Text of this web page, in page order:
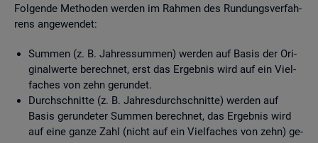
Fol­gen­de Me­tho­den wer­den im Rah­men des Run­dungs­ver­fah­
rens an­ge­wen­det:
Sum­men (z. B. Jah­res­sum­men) wer­den auf Basis der Ori­
gi­nal­wer­te be­rech­net, erst das Er­geb­nis wird auf ein Viel­
fa­ches von zehn ge­run­det.
Durch­schnit­te (z. B. Jah­res­durch­schnit­te) wer­den auf
Basis ge­run­de­ter Sum­men be­rech­net, das Er­geb­nis wird
auf eine ganze Zahl (nicht auf ein Viel­fa­ches von zehn) ge­